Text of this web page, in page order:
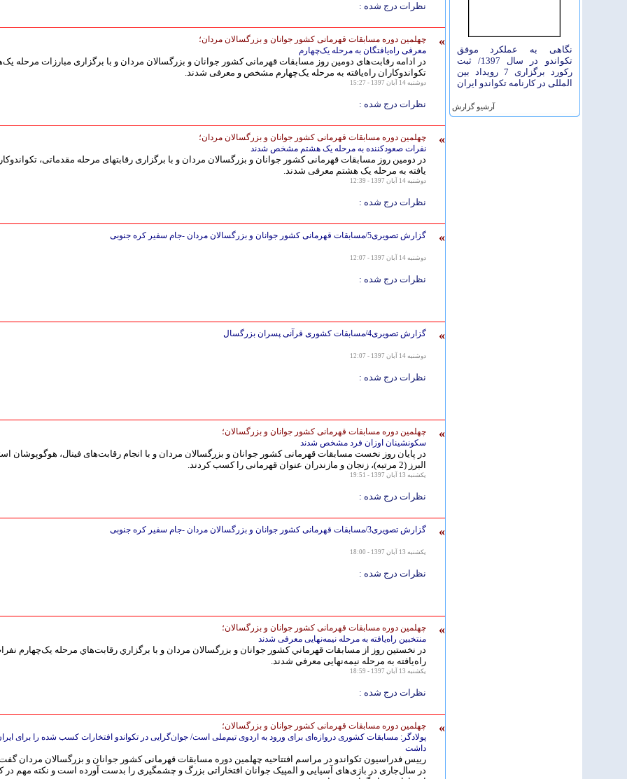
نظرات درج شده :
»
چهلمین دوره مسابقات قهرمانی كشور جوانان و بزرگسالان مردان؛
معرفی راه‌یافتگان به مرحله یک‌چهارم
در ادامه رقابت‌های دومین روز مسابقات قهرمانی کشور جوانان و بزرگسالان مردان و با برگزاری مبارزات مرحله
تکواندوکاران راه‌یافته به مرحله یک‌چهارم مشخص و معرفی شدند.
دوشنبه 14 آبان 1397 - 15:27
نظرات درج شده :
»
چهلمین دوره مسابقات قهرمانی كشور جوانان و بزرگسالان مردان؛
نفرات صعودکننده به مرحله یک هشتم مشخص شدند
در دومین روز مسابقات قهرمانی کشور جوانان و بزرگسالان مردان و با برگزاری رقابتهای مرحله مقدماتی،
یافته به مرحله یک هشتم معرفی شدند.
دوشنبه 14 آبان 1397 - 12:39
نظرات درج شده :
» گزارش تصویری5/مسابقات قهرمانی كشور جوانان و بزرگسالان مردان -جام سفیر کره جنوبی
دوشنبه 14 آبان 1397 - 12:07
نظرات درج شده :
» گزارش تصویری4/مسابقات کشوری قرآنی پسران بزرگسال
دوشنبه 14 آبان 1397 - 12:07
نظرات درج شده :
»
چهلمین دوره مسابقات قهرمانی کشور جوانان و بزرگسالان؛
سکونشینان اوزان فرد مشخص شدند
در پایان روز نخست مسابقات قهرمانی کشور جوانان و بزرگسالان مردان و با انجام رقابت‌های فینال، هوگوپوشان
البرز (2 مرتبه)، زنجان و مازندران عنوان قهرمانی را کسب کردند.
يكشنبه 13 آبان 1397 - 19:51
نظرات درج شده :
» گزارش تصویری3/مسابقات قهرمانی كشور جوانان و بزرگسالان مردان -جام سفیر کره جنوبی
يكشنبه 13 آبان 1397 - 18:00
نظرات درج شده :
»
چهلمین دوره مسابقات قهرمانی کشور جوانان و بزرگسالان؛
منتخبین راه‌یافته به مرحله نیمه‌نهایی معرفی شدند
در نخستين روز از مسابقات قهرماني كشور جوانان و بزرگسالان مردان و با برگزاري رقابت‌هاي مرحله یک‌چهارم
راه‌يافته به مرحله نیمه‌نهایی معرفي شدند.
يكشنبه 13 آبان 1397 - 18:59
نظرات درج شده :
»
چهلمین دوره مسابقات قهرمانی کشور جوانان و بزرگسالان؛
پولادگر: مسابقات کشوری دروازه‌ای برای ورود به اردوی تیم‌ملی است/ جوان‌گرایی در تکواندو افتخارات کسب شده را برای
داشت
رییس فدراسیون تکواندو در مراسم افتتاحیه چهلمین دوره مسابقات قهرمانی کشور جوانان و بزرگسالان مردان
در سال‌جاری در بازی‌های آسیایی و المپیک جوانان افتخاراتی بزرگ و چشمگیری را بدست آورده است و نکته مهم
نگاهی به عملکرد موفق
تکواندو در سال 1397/ ثبت
رکورد برگزاری 7 رویداد بین
المللی در کارنامه تکواندو ایران
آرشيو گزارش